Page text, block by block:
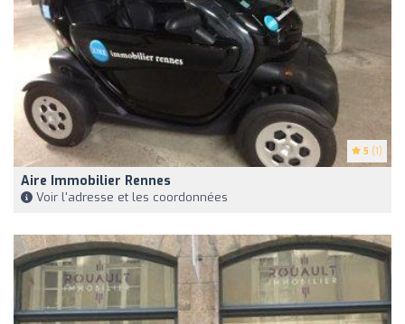
5 (1)
Aire Immobilier Rennes
Voir l'adresse et les coordonnées